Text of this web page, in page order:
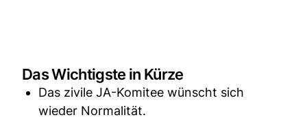
Das Wichtigste in Kürze
Das zivile JA-Komitee wünscht sich
wieder Normalität.